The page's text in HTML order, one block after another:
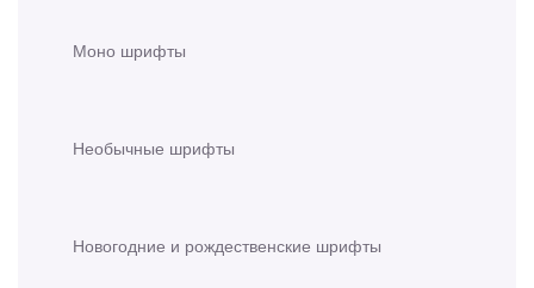
Моно шрифты
Необычные шрифты
Новогодние и рождественские шрифты